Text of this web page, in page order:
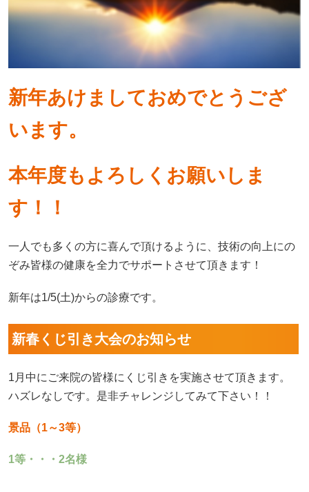
新年あけましておめでとうござ
います。
本年度もよろしくお願いしま
す！！
一人でも多くの方に喜んで頂けるように、技術の向上にの
ぞみ皆様の健康を全力でサポートさせて頂きます！
新年は1/5(土)からの診療です。
新春くじ引き大会のお知らせ
1月中にご来院の皆様にくじ引きを実施させて頂きます。
ハズレなしです。是非チャレンジしてみて下さい！！
景品（1～3等）
1等・・・2名様